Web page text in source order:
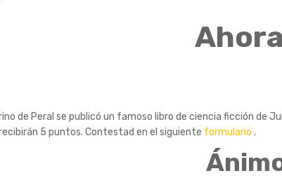
de Peral se publicó un famoso libro de ciencia ficción de
5 puntos. Contestad en el siguiente formulario .